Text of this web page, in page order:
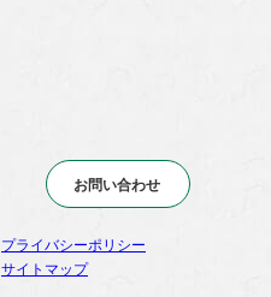
お問い合わせ
プライバシーポリシー
サイトマップ